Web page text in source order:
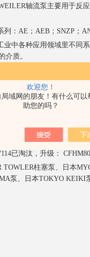
欢迎您！
局域网的朋友！有什么可以
助您的吗？
轴流泵主要用于反
：AE；AEB；SNZP；
中各种应用领域里不同
介质。
：SPF；SPZ；SN；SM
带粘性的液体介质，也可
1000L/S 40BAR 35KW 介质
T-X0225 S/N:12057370
已淘汰，升级：
柱塞泵、日本
泵、日本TOKYO KEIKI